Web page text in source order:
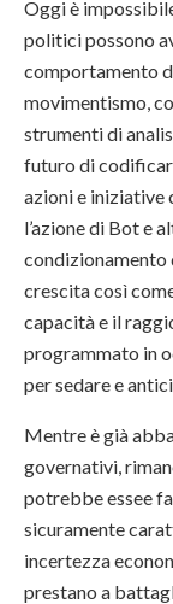
Oggi è
politici possono
comportamento
movimentismo,
strumenti di
futuro di
azioni e iniziative
l’azione di Bot e
condizionamento
crescita così
capacità e il
programmato in
per sedare e
Mentre è già
governativi,
potrebbe essee
sicuramente
incertezza
prestano a